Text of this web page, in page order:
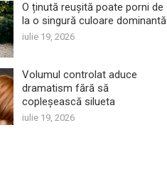
O ținută reușită poate porni de
la o singură culoare dominantă
iulie 19, 2026
Volumul controlat aduce
dramatism fără să
copleșească silueta
iulie 19, 2026